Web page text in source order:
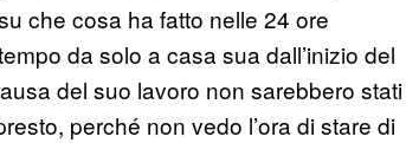
che cosa ha fatto nelle 24 ore
da solo a casa sua dall’inizio del
del suo lavoro non sarebbero stati
perché non vedo l’ora di stare di